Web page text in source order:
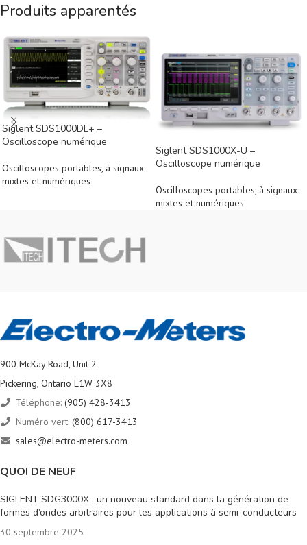
Produits apparentés
Siglent SDS1000DL+ –
Oscilloscope numérique
Oscilloscopes portables, à signaux
mixtes et numériques
Siglent SDS1000X-U –
Oscilloscope numérique
Oscilloscopes portables, à signaux
mixtes et numériques
900 McKay Road, Unit 2
Pickering, Ontario L1W 3X8
Téléphone: (905) 428-3413
Numéro vert: (800) 617-3413
sales@electro-meters.com
QUOI DE NEUF
SIGLENT SDG3000X : un nouveau standard dans la génération de
formes d’ondes arbitraires pour les applications à semi-conducteurs
30 septembre 2025